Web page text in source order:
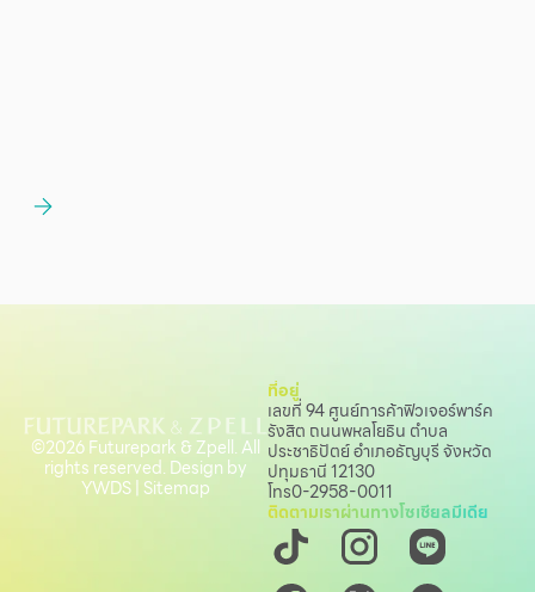
ที่อยู่
เลขที่ 94 ศูนย์การค้าฟิวเจอร์พาร์ค
รังสิต ถนนพหลโยธิน ตำบล
ประชาธิปัตย์ อำเภอธัญบุรี จังหวัด
ปทุมธานี 12130
โทร0-2958-0011
ติดตามเราผ่านทางโซเชียลมีเดีย
©2026 Futurepark & Zpell. All
rights reserved. Design by
YWDS| Sitemap